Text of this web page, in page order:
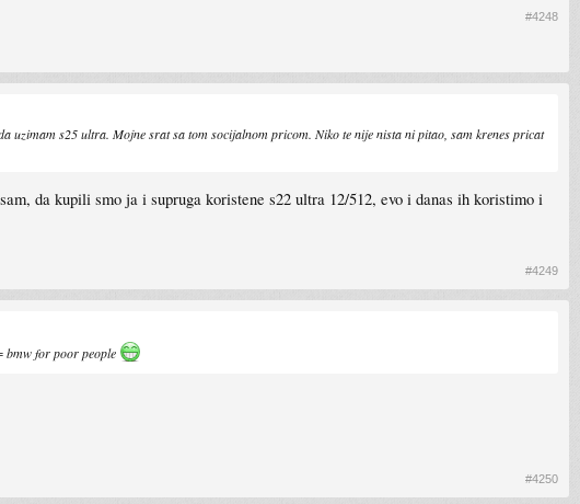
#4248
uzimam s25 ultra. Mojne srat sa tom socijalnom pricom. Niko te nije nista ni pitao, sam krenes pricat
da kupili smo ja i supruga koristene s22 ultra 12/512, evo i danas ih koristimo i
#4249
bmw for poor people
#4250